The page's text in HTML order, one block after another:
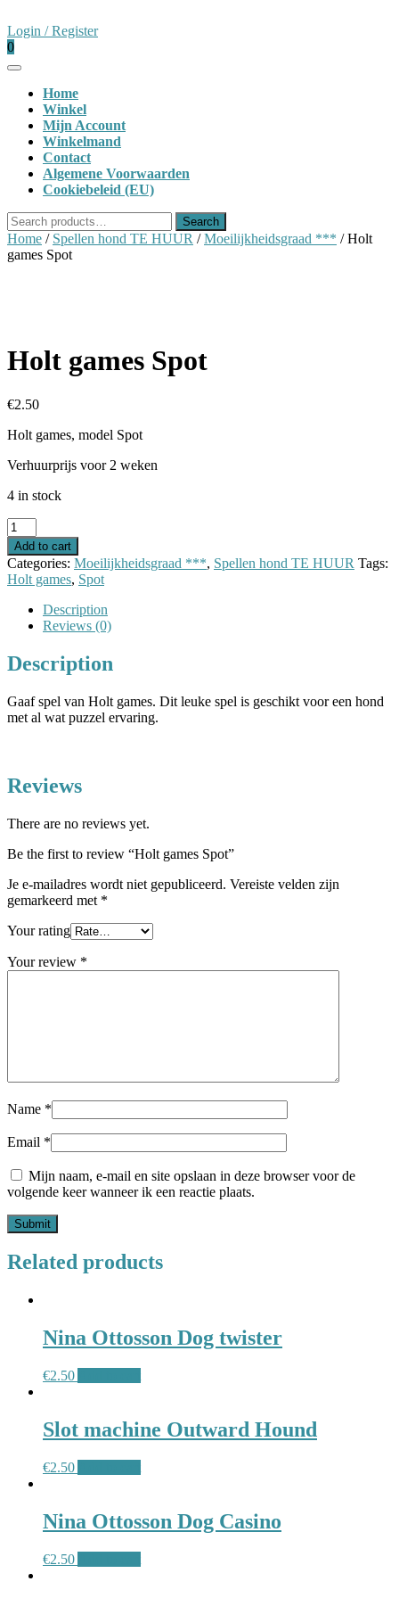
to
content
Login / RegisterLogin
shopping
cart
0
Open
ButtonHome
Winkel
Mijn Account
Winkelmand
Contact
Algemene Voorwaarden
Cookiebeleid (EU)
Close
Button
Search
for:
Search
Home / Spellen hond TE HUUR /Moeilijkheidsgraad *** / Holt
games Spot
Holt games Spot
€2.50
Holt games, model Spot
Verhuurprijs voor 2 weken
4 in stock
Holt
games
Spot
quantity
Add to cart
Categories: Moeilijkheidsgraad ***, Spellen hond TE HUUR Tags:
Holt games, Spot
Description
Reviews (0)
Description
Gaaf spel van Holt games. Dit leuke spel is geschikt voor een hond
met al wat puzzel ervaring.
Reviews
There are no reviews yet.
Be the first to review “Holt games Spot”
Je e-mailadres wordt niet gepubliceerd. Vereiste velden zijn
gemarkeerd met *
Your rating
Your review *
Name *
Email *
Mijn naam, e-mail en site opslaan in deze browser voor de
volgende keer wanneer ik een reactie plaats.
Related products
Nina Ottosson Dog twister
€2.50
Slot machine Outward Hound
€2.50
Nina Ottosson Dog Casino
€2.50